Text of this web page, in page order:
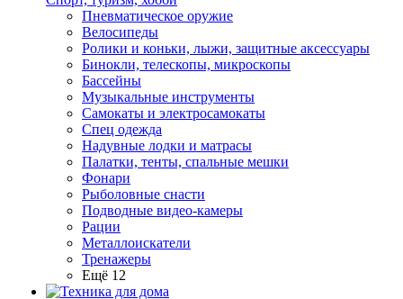
Пневматическое оружие
Велосипеды
Ролики и коньки, лыжи, защитные аксессуары
Бинокли, телескопы, микроскопы
Бассейны
Музыкальные инструменты
Самокаты и электросамокаты
Спец одежда
Надувные лодки и матрасы
Палатки, тенты, спальные мешки
Фонари
Рыболовные снасти
Подводные видео-камеры
Рации
Металлоискатели
Тренажеры
Ещё 12